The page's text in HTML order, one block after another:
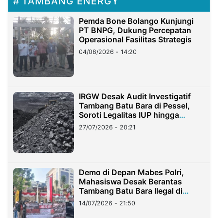
Pemda Bone Bolango Kunjungi
PT BNPG, Dukung Percepatan
Operasional Fasilitas Strategis
04/08/2026 - 14:20
IRGW Desak Audit Investigatif
Tambang Batu Bara di Pessel,
Soroti Legalitas IUP hingga
Stockpile
27/07/2026 - 20:21
Demo di Depan Mabes Polri,
Mahasiswa Desak Berantas
Tambang Batu Bara Ilegal di
Lampung
14/07/2026 - 21:50